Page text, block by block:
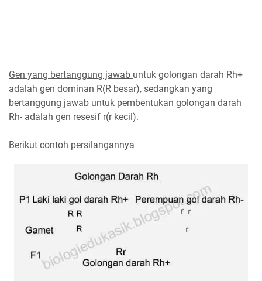
Gen yang bertanggung jawab untuk golongan darah Rh+
adalah gen dominan R(R besar), sedangkan yang
bertanggung jawab untuk pembentukan golongan darah
Rh- adalah gen resesif r(r kecil).
Berikut contoh persilangannya